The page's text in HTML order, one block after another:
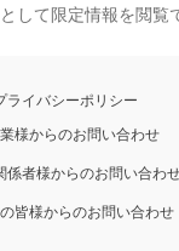
として限定情報を閲覧
ライバシーポリシー
様からのお問い合わせ
係者様からのお問い合わ
皆様からのお問い合わせ